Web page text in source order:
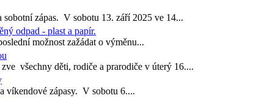
sobotní zápas. V sobotu 13. září 2025 ve 14...
odpad - plast a papír.
možnost zažádat o výměnu...
všechny děti, rodiče a prarodiče v úterý 16....
víkendové zápasy. V sobotu 6....